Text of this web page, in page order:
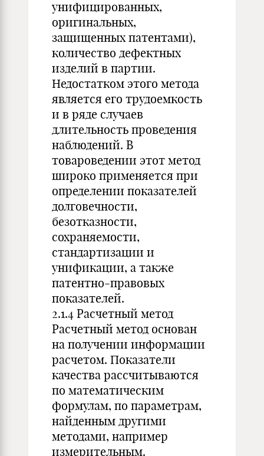
унифицированных,
оригинальных,
защищенных патентами),
количество дефектных
изделий в партии.
Недостатком этого метода
является его трудоемкость
и в ряде случаев
длительность проведения
наблюдений. В
товароведении этот метод
широко применяется при
определении показателей
долговечности,
безотказности,
сохраняемости,
стандартизации и
унификации, а также
патентно-правовых
показателей.
2.1.4 Расчетный метод
Расчетный метод основан
на получении информации
расчетом. Показатели
качества рассчитываются
по математическим
формулам, по параметрам,
найденным другими
методами, например
измерительным.